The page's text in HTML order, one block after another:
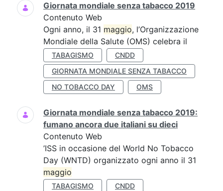
Giornata mondiale senza tabacco 2019
Contenuto Web
Ogni anno, il 31 maggio, l’Organizzazione
Mondiale della Salute (OMS) celebra il
TABAGISMO
CNDD
GIORNATA MONDIALE SENZA TABACCO
NO TOBACCO DAY
OMS
Giornata mondiale senza tabacco 2019:
fumano ancora due italiani su dieci
Contenuto Web
’ISS in occasione del World No Tobacco
Day (WNTD) organizzato ogni anno il 31
maggio
TABAGISMO
CNDD